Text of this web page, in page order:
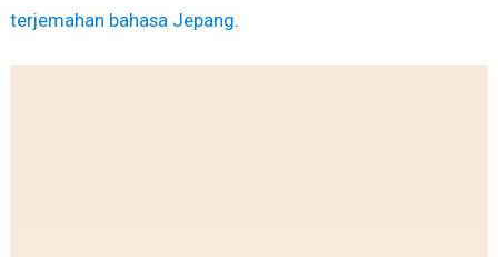
terjemahan bahasa Jepang.